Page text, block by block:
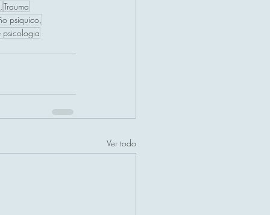
Trauma
psíquico,
psicologia
Ver todo